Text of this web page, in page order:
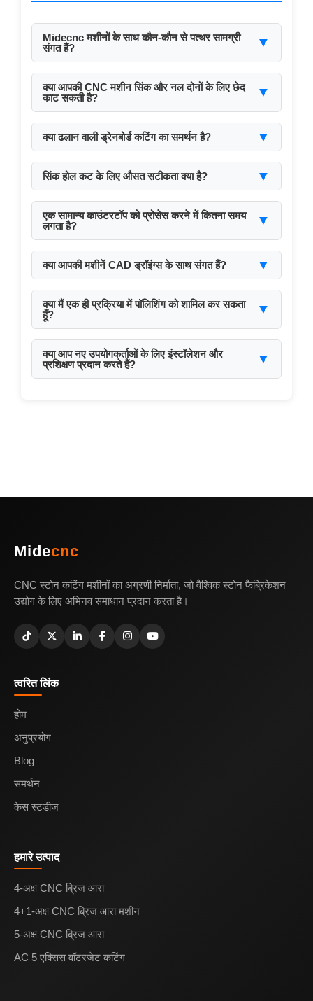
Midecnc मशीनों के साथ कौन-कौन से पत्थर सामग्री
संगत हैं?
▼
सिरेमिक को सपोर्ट करती हैं।
क्या आपकी CNC मशीन सिंक और नल दोनों के लिए छेद
काट सकती है?
▼
हैं।
क्या ढलान वाली ड्रेनबोर्ड कटिंग का समर्थन है? ▼
उपयोग करके।
सिंक होल कट के लिए औसत सटीकता क्या है? ▼
सकती है।
एक सामान्य काउंटरटॉप को प्रोसेस करने में कितना समय
लगता है?
▼
तक लग सकते हैं।
क्या आपकी मशीनें CAD ड्रॉइंग्स के साथ संगत हैं? ▼
क्या मैं एक ही प्रक्रिया में पॉलिशिंग को शामिल कर सकता
हूँ?
▼
समर्थन करता है।
क्या आप नए उपयोगकर्ताओं के लिए इंस्टॉलेशन और
प्रशिक्षण प्रदान करते हैं?
▼
Midecnc
CNC स्टोन कटिंग मशीनों का अग्रणी निर्माता, जो वैश्विक स्टोन फैब्रिकेशन
उद्योग के लिए अभिनव समाधान प्रदान करता है।
त्वरित लिंक
होम
अनुप्रयोग
Blog
समर्थन
केस स्टडीज़
हमारे उत्पाद
4-अक्ष CNC ब्रिज आरा
4+1-अक्ष CNC ब्रिज आरा मशीन
5-अक्ष CNC ब्रिज आरा
AC 5 एक्सिस वॉटरजेट कटिंग